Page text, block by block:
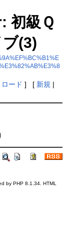
初級Ｑ
(3)
ロード ] [ 新規 |
by PHP 8.1.34. HTML